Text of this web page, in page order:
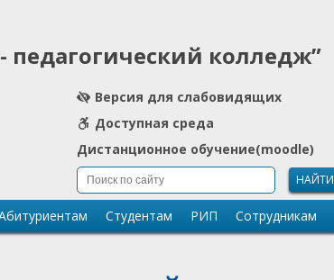
колледж”
Версия для слабовидящих
Доступная среда
Дистанционное обучение(moodle)
НАЙТИ
Студентам РИП Сотрудникам